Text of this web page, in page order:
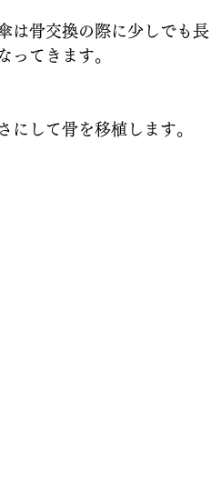
替え 錆除去 傘 販
は骨交換の際に少しでも
ってきます。
にして骨を移植します。